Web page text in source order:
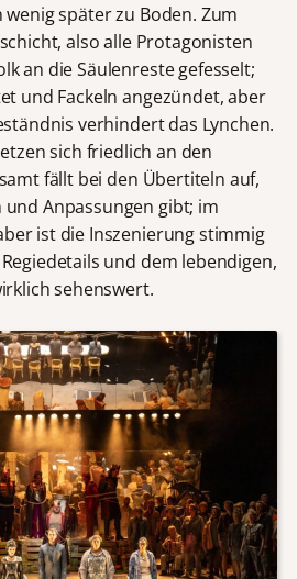
später zu Boden. Zum
also alle Protagonisten
an die Säulenreste gefesselt;
und Fackeln angezündet, aber
verhindert das Lynchen.
sich friedlich an den
fällt bei den Übertiteln auf,
und Anpassungen gibt; im
ist die Inszenierung stimmig
und dem lebendigen,
sehenswert.